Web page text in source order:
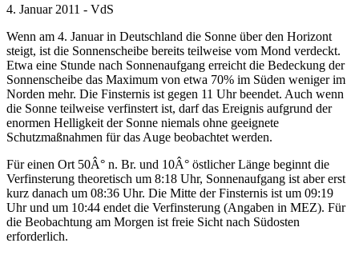
4. Januar 2011 - VdS
Wenn am 4. Januar in Deutschland die Sonne über den Horizont
steigt, ist die Sonnenscheibe bereits teilweise vom Mond verdeckt.
Etwa eine Stunde nach Sonnenaufgang erreicht die Bedeckung der
Sonnenscheibe das Maximum von etwa 70% im Süden weniger im
Norden mehr. Die Finsternis ist gegen 11 Uhr beendet. Auch wenn
die Sonne teilweise verfinstert ist, darf das Ereignis aufgrund der
enormen Helligkeit der Sonne niemals ohne geeignete
Schutzmaßnahmen für das Auge beobachtet werden.
Für einen Ort 50Â° n. Br. und 10Â° östlicher Länge beginnt die
Verfinsterung theoretisch um 8:18 Uhr, Sonnenaufgang ist aber erst
kurz danach um 08:36 Uhr. Die Mitte der Finsternis ist um 09:19
Uhr und um 10:44 endet die Verfinsterung (Angaben in MEZ). Für
die Beobachtung am Morgen ist freie Sicht nach Südosten
erforderlich.